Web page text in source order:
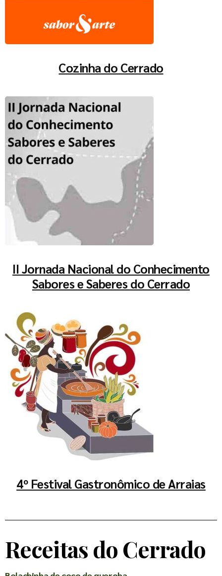
Cozinha do Cerrado
II Jornada Nacional do Conhecimento
Sabores e Saberes do Cerrado
4º Festival Gastronômico de Arraias
Receitas do Cerrado